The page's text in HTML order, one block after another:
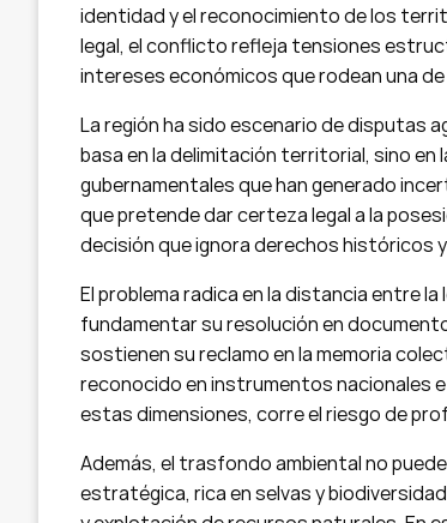
identidad y el reconocimiento de los
legal, el conflicto refleja tensiones
intereses económicos que rodean una
La región ha sido escenario de disputas
basa en la delimitación territorial, sino
gubernamentales que han generado
que pretende dar certeza legal a la
decisión que ignora derechos históricos
El problema radica en la distancia entre
fundamentar su resolución en
sostienen su reclamo en la memoria
reconocido en instrumentos nacionales
estas dimensiones, corre el riesgo de
Además, el trasfondo ambiental no
estratégica, rica en selvas y